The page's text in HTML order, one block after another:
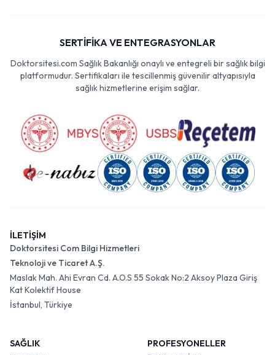
SERTİFİKA VE ENTEGRASYONLAR
Doktorsitesi.com Sağlık Bakanlığı onaylı ve entegreli bir sağlık bilgi
platformudur. Sertifikaları ile tescillenmiş güvenilir altyapısıyla
sağlık hizmetlerine erişim sağlar.
İLETİŞİM
Doktorsitesi Com Bilgi Hizmetleri
Teknoloji ve Ticaret A.Ş.
Maslak Mah. Ahi Evran Cd. A.O.S 55 Sokak No:2 Aksoy Plaza Giriş
Kat Kolektif House
İstanbul, Türkiye
SAĞLIK
PROFESYONELLER